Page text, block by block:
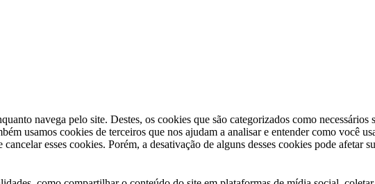
navega pelo site. Destes, os cookies que são categorizados como necessários
usamos cookies de terceiros que nos ajudam a analisar e entender como você
esses cookies. Porém, a desativação de alguns desses cookies pode afetar